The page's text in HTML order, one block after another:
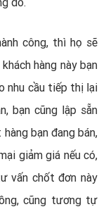
công, thì họ sẽ
hàng này bạn
nhu cầu tiếp thị lại
bạn cũng lập sẵn
bạn đang bán,
giảm giá nếu có,
vấn chốt đơn này
cũng tương tự